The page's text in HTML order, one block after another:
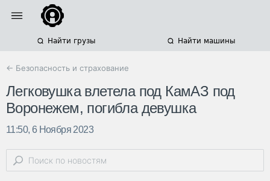
Найти грузы Найти машины
← Безопасность и страхование
Легковушка влетела под КамАЗ под
Воронежем, погибла девушка
11:50, 6 Ноября 2023